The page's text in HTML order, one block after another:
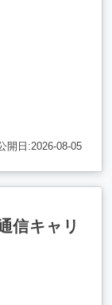
開日:2026-08-05
信キャリ